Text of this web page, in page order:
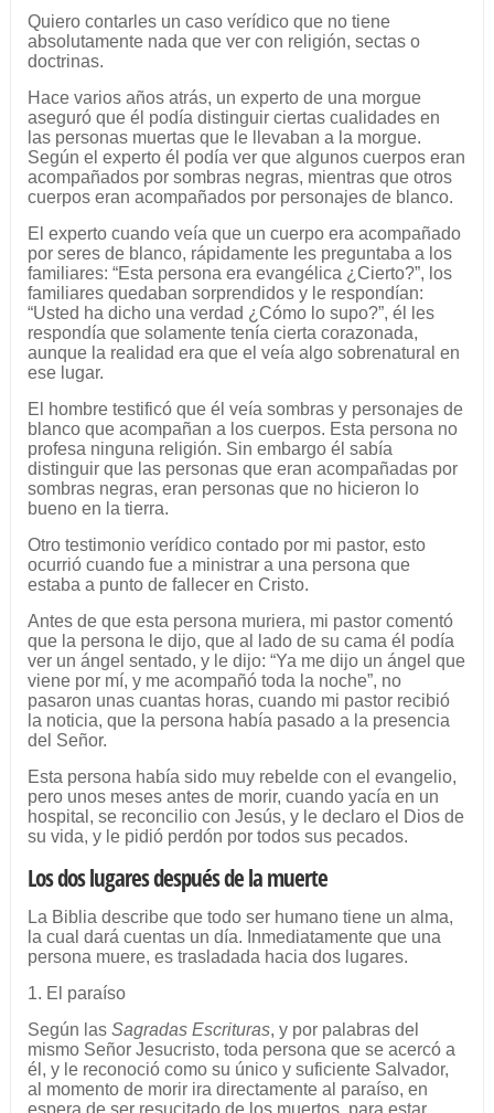
Quiero contarles un caso verídico que no tiene
absolutamente nada que ver con religión, sectas o
doctrinas.
Hace varios años atrás, un experto de una morgue
aseguró que él podía distinguir ciertas cualidades en
las personas muertas que le llevaban a la morgue.
Según el experto él podía ver que algunos cuerpos eran
acompañados por sombras negras, mientras que otros
cuerpos eran acompañados por personajes de blanco.
El experto cuando veía que un cuerpo era acompañado
por seres de blanco, rápidamente les preguntaba a los
familiares: “Esta persona era evangélica ¿Cierto?”, los
familiares quedaban sorprendidos y le respondían:
“Usted ha dicho una verdad ¿Cómo lo supo?”, él les
respondía que solamente tenía cierta corazonada,
aunque la realidad era que el veía algo sobrenatural en
ese lugar.
El hombre testificó que él veía sombras y personajes de
blanco que acompañan a los cuerpos. Esta persona no
profesa ninguna religión. Sin embargo él sabía
distinguir que las personas que eran acompañadas por
sombras negras, eran personas que no hicieron lo
bueno en la tierra.
Otro testimonio verídico contado por mi pastor, esto
ocurrió cuando fue a ministrar a una persona que
estaba a punto de fallecer en Cristo.
Antes de que esta persona muriera, mi pastor comentó
que la persona le dijo, que al lado de su cama él podía
ver un ángel sentado, y le dijo: “Ya me dijo un ángel que
viene por mí, y me acompañó toda la noche”, no
pasaron unas cuantas horas, cuando mi pastor recibió
la noticia, que la persona había pasado a la presencia
del Señor.
Esta persona había sido muy rebelde con el evangelio,
pero unos meses antes de morir, cuando yacía en un
hospital, se reconcilio con Jesús, y le declaro el Dios de
su vida, y le pidió perdón por todos sus pecados.
Los dos lugares después de la muerte
La Biblia describe que todo ser humano tiene un alma,
la cual dará cuentas un día. Inmediatamente que una
persona muere, es trasladada hacia dos lugares.
1. El paraíso
Según las Sagradas Escrituras, y por palabras del
mismo Señor Jesucristo, toda persona que se acercó a
él, y le reconoció como su único y suficiente Salvador,
al momento de morir ira directamente al paraíso, en